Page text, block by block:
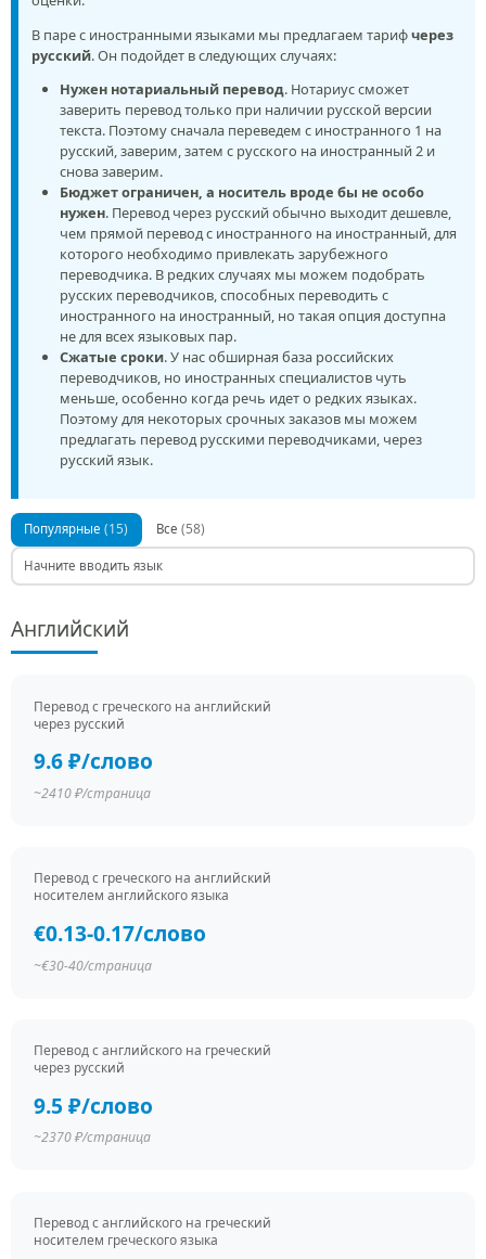
В паре с иностранными языками мы предлагаем тарифчерез
русский. Он подойдет в следующих случаях:
Нужен нотариальный перевод. Нотариус сможет
заверить перевод только при наличии русской версии
текста. Поэтому сначала переведем с иностранного 1 на
русский, заверим, затем с русского на иностранный 2 и
снова заверим.
Бюджет ограничен, а носитель вроде бы не особо
нужен. Перевод через русский обычно выходит дешевле,
чем прямой перевод с иностранного на иностранный, для
которого необходимо привлекать зарубежного
переводчика. В редких случаях мы можем подобрать
русских переводчиков, способных переводить с
иностранного на иностранный, но такая опция доступна
не для всех языковых пар.
Сжатые сроки. У нас обширная база российских
переводчиков, но иностранных специалистов чуть
меньше, особенно когда речь идет о редких языках.
Поэтому для некоторых срочных заказов мы можем
предлагать перевод русскими переводчиками, через
русский язык.
Популярные(15) Все (58)
Английский
Перевод c греческого на английский
через русский
9.6 ₽/слово
~2410 ₽/страница
Перевод c греческого на английский
носителем английского языка
€0.13-0.17/слово
~€30-40/страница
Перевод c английского на греческий
через русский
9.5 ₽/слово
~2370 ₽/страница
Перевод c английского на греческий
носителем греческого языка